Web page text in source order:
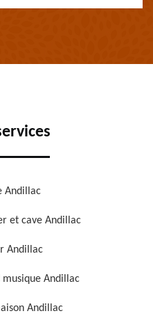
Andillac
et cave Andillac
Andillac
Andillac
Andillac